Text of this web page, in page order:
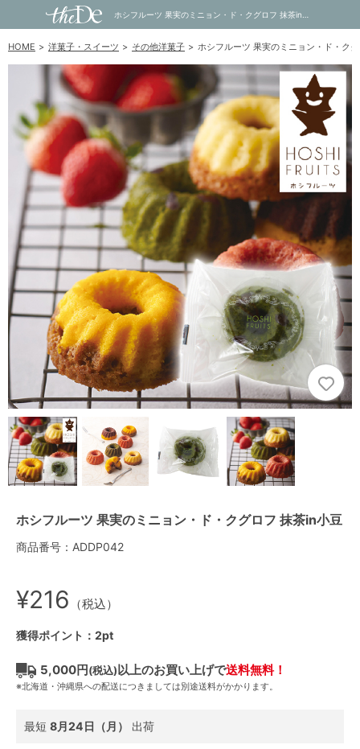
HOME 洋菓子・スイーツ その他洋菓子 ホシフルーツ 果実のミニョン・ド・ク
ホシフルーツ 果実のミニョン・ド・クグロフ 抹茶in小豆
商品番号：ADDP042
¥216 （税込）
獲得ポイント：2pt
5,000円(税込)以上のお買い上げで送料無料！
※北海道・沖縄県への配送につきましては別途送料がかかります。
最短 8月24日（月） 出荷